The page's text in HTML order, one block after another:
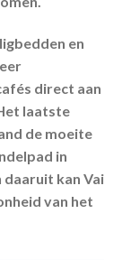
en
direct aan
laatste
de moeite
in
daaruit kan Vai
van het